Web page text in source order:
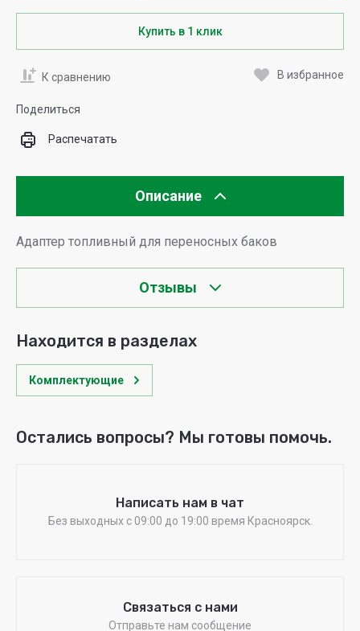
Купить в 1 клик
К сравнению В избранное
Поделиться
Распечатать
Описание
Адаптер топливный для переносных баков
Отзывы
Находится в разделах
Комплектующие
Остались вопросы? Мы готовы помочь.
Написать нам в чат
Без выходных c 09:00 до 19:00 время Красноярск.
Связаться с нами
Отправьте нам сообщение